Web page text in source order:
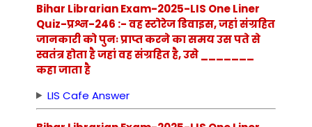
Bihar Librarian Exam-2025-LIS One Liner
Quiz-प्रश्न-246 :- वह स्टोरेज डिवाइस, जहां संग्रहित
जानकारी को पुनः प्राप्त करने का समय उस पते से
स्वतंत्र होता है जहां वह संग्रहित है, उसे _______
कहा जाता है
LIS Cafe Answer